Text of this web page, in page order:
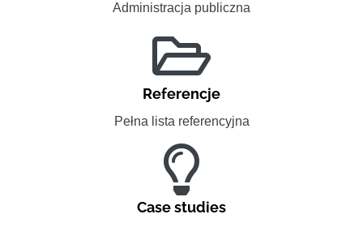
Administracja publiczna
Referencje
Pełna lista referencyjna
Case studies